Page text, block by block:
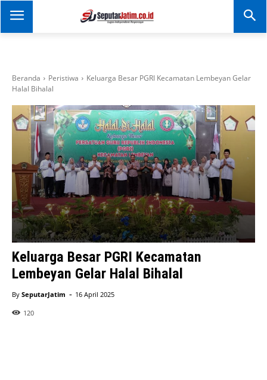
SEPUTAR JATIM
Portal Informasi Dan
Beranda Peristiwa
Keluarga Besar PGRI Kecamatan Lembeyan Gelar
Halal Bihalal
Keluarga Besar PGRI Kecamatan
Lembeyan Gelar Halal Bihalal
By SeputarJatim - 16 April 2025
120